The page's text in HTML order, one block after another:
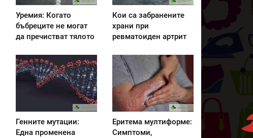
Уремия: Когато
бъбреците не могат
да пречистват тялото
Кои са забранените
храни при
ревматоиден артрит
Генните мутации:
Една променена
Еритема мултиформе:
Симптоми,